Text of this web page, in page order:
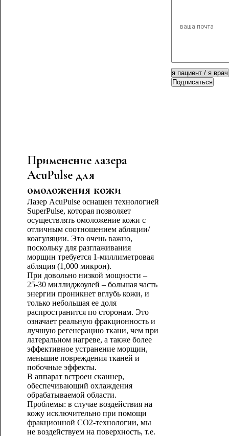
Применение лазера
AcuPulse для
омоложения кожи
Лазер AcuPulse оснащен технологией
SuperPulse, которая позволяет
осуществлять омоложение кожи с
отличным соотношением абляции/
коагуляции. Это очень важно,
поскольку для разглаживания
морщин требуется 1-миллиметровая
абляция (1,000 микрон).
При довольно низкой мощности –
25-30 миллиджоулей – большая часть
энергии проникнет вглубь кожи, и
только небольшая ее доля
распространится по сторонам. Это
означает реальную фракционность и
лучшую регенерацию ткани, чем при
латеральном нагреве, а также более
эффективное устранение морщин,
меньшие повреждения тканей и
побочные эффекты.
В аппарат встроен сканнер,
обеспечивающий охлаждения
обрабатываемой области.
Проблемы: в случае воздействия на
кожу исключительно при помощи
фракционной СО2-технологии, мы
не воздействуем на поверхность, т.е.
Подписаться